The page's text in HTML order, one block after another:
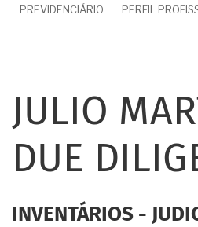
PREVIDENCIÁRIO PERFIL
JULIO
DUE
INVENTÁRIOS -